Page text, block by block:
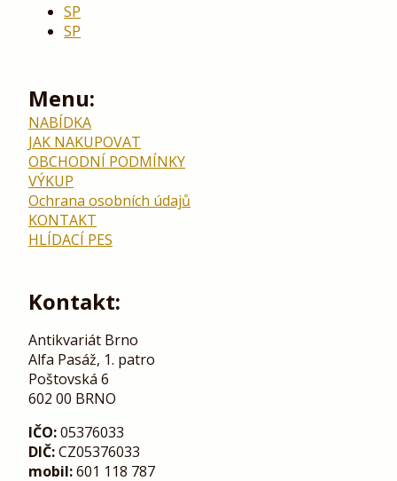
SP
SP
Menu:
NABÍDKA
JAK NAKUPOVAT
OBCHODNÍ PODMÍNKY
VÝKUP
Ochrana osobních údajů
KONTAKT
HLÍDACÍ PES
Kontakt:
Antikvariát Brno
Alfa Pasáž, 1. patro
Poštovská 6
602 00 BRNO
IČO:05376033
DIČ:CZ05376033
mobil:601 118 787